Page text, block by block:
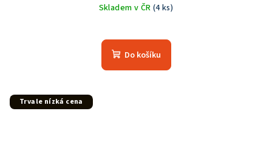
Skladem v ČR (4 ks)
hodnocení
produktu
Do košíku
Trvale nízká cena